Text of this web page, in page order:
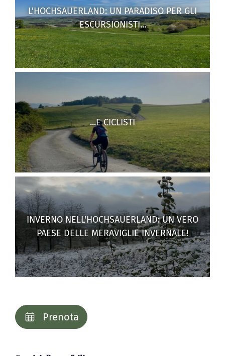
L'HOCHSAUERLAND: UN PARADISO PER GLI
ESCURSIONISTI...
INVERNO NELL'HOCHSAUERLAND: UN VERO
PAESE DELLE MERAVIGLIE INVERNALE!
...E CICLISTI
Prenota